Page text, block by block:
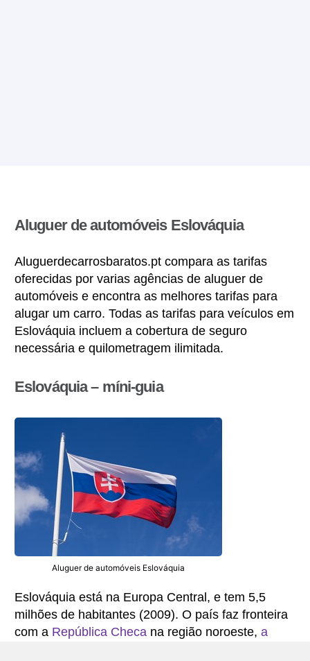
Aluguer de automóveis Eslováquia
Aluguerdecarrosbaratos.pt compara as tarifas
oferecidas por varias agências de aluguer de
automóveis e encontra as melhores tarifas para
alugar um carro. Todas as tarifas para veículos em
Eslováquia incluem a cobertura de seguro
necessária e quilometragem ilimitada.
Eslováquia – míni-guia
Aluguer de automóveis Eslováquia
Eslováquia está na Europa Central, e tem 5,5
milhões de habitantes (2009). O país faz fronteira
com a República Checa na região noroeste, a